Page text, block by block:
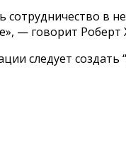
в
— говорит
следует